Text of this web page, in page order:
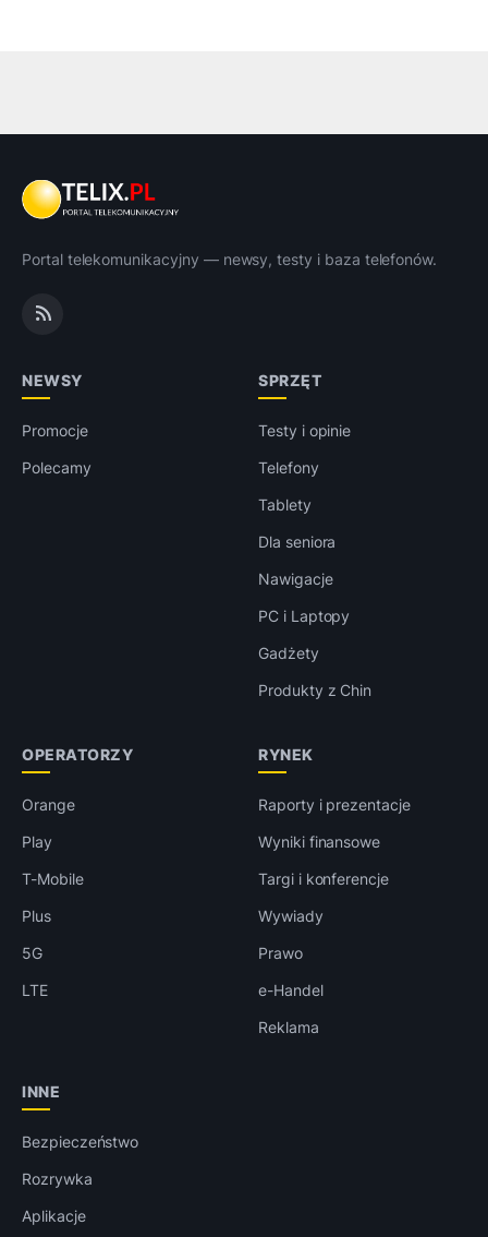
Portal telekomunikacyjny — newsy, testy i baza telefonów.
NEWSY
Promocje
Polecamy
SPRZĘT
Testy i opinie
Telefony
Tablety
Dla seniora
Nawigacje
PC i Laptopy
Gadżety
Produkty z Chin
OPERATORZY
Orange
Play
T-Mobile
Plus
5G
LTE
RYNEK
Raporty i prezentacje
Wyniki finansowe
Targi i konferencje
Wywiady
Prawo
e-Handel
Reklama
INNE
Bezpieczeństwo
Rozrywka
Aplikacje